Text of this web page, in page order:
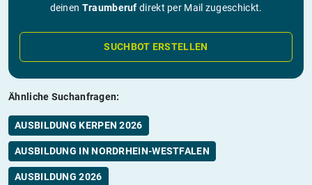
deinen Traumberuf direkt per Mail zugeschickt.
SUCHBOT ERSTELLEN
Ähnliche Suchanfragen:
AUSBILDUNG KERPEN 2026
AUSBILDUNG IN NORDRHEIN-WESTFALEN
AUSBILDUNG 2026